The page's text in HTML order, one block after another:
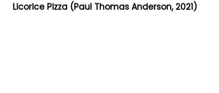
Licorice Pizza (Paul Thomas Anderson, 2021)